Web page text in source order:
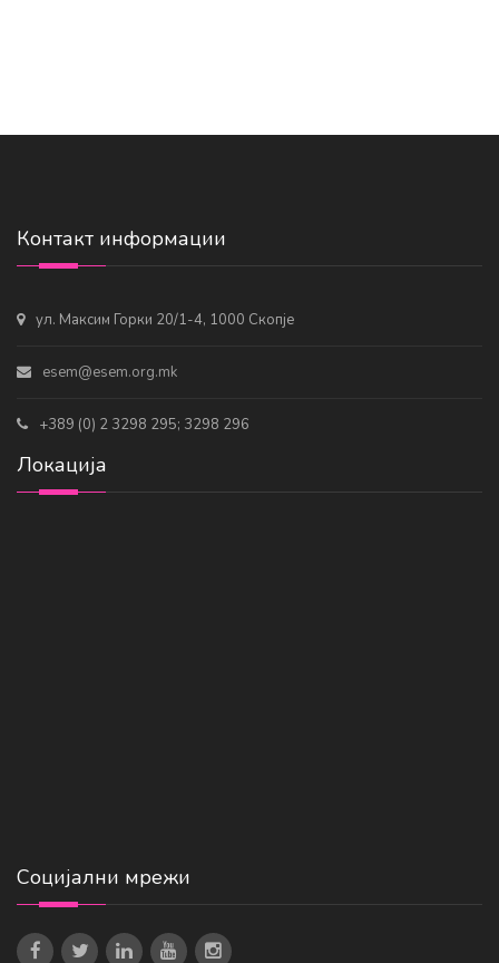
Контакт информации
ул. Максим Горки 20/1-4, 1000 Скопје
esem@esem.org.mk
+389 (0) 2 3298 295; 3298 296
Локација
Социјални мрежи